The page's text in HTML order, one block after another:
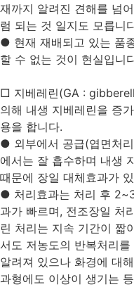
재까지 알려진 견해를 넘
럼 되는 것 일지도 모릅니
● 현재 재배되고 있는 품
할 수 없는 것이 현실입니
□ 지베레린(GA :
의해 내생 지베레린을 증
용을 합니다.
● 외부에서 공급(엽면처
에서는 잘 흡수하며 내생
때문에 장일 대체효과가
● 처리효과는 처리 후
과가 빠르며, 전조장일 처
린 처리는 지속 기간이 짧
서도 저농도의 반복처리
알려져 있으나 화경에 대
과형에도 이상이 생기는